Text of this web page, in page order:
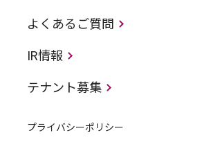
よくあるご質問
IR情報
テナント募集
プライバシーポリシー